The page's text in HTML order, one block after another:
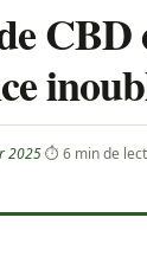
2025·⏱ 6 min de